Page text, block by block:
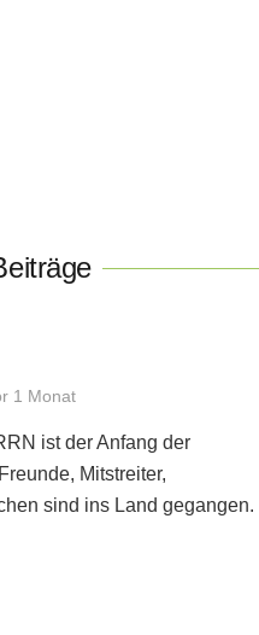
1 Monat
ist der Anfang der
Mitstreiter,
sind ins Land gegangen.